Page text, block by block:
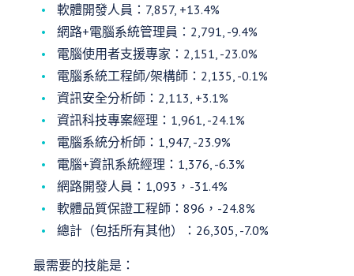
軟體開發人員：7,857, +13.4%
網路+電腦系統管理員：2,791, -9.4%
電腦使用者支援專家：2,151, -23.0%
電腦系統工程師/架構師：2,135, -0.1%
資訊安全分析師：2,113, +3.1%
資訊科技專案經理：1,961, -24.1%
電腦系統分析師：1,947, -23.9%
電腦+資訊系統經理：1,376, -6.3%
網路開發人員：1,093，-31.4%
軟體品質保證工程師：896，-24.8%
總計（包括所有其他）：26,305, -7.0%
最需要的技能是：